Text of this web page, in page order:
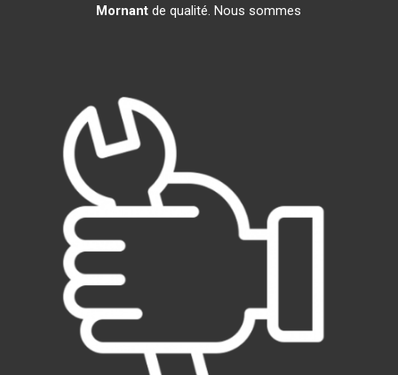
Mornant de qualité. Nous sommes